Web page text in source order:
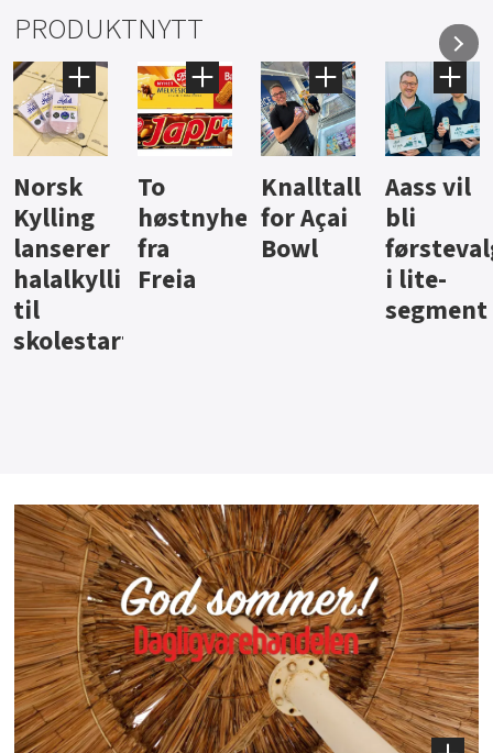
PRODUKTNYTT
Knalltall
for Açai
Bowl
Aass vil
bli
førstevalg
i lite-
Brus og
jus fra
Berentsen
Hard
iste fra
Hansa